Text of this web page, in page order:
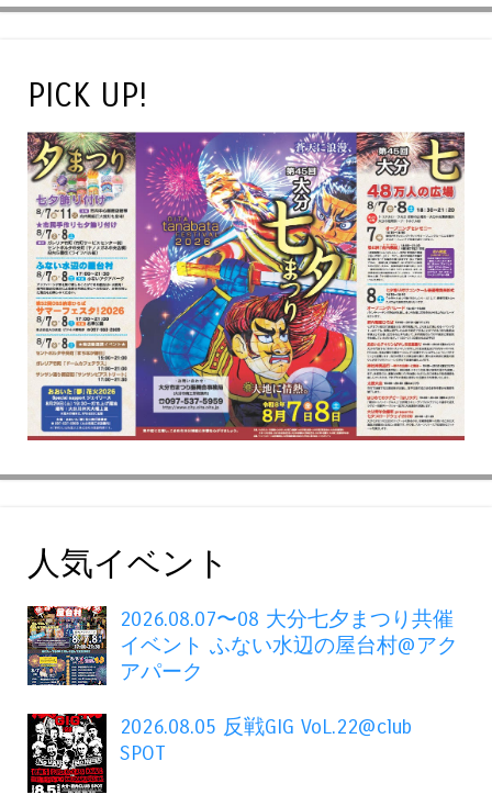
PICK UP!
人気イベント
2026.08.07〜08 大分七夕まつり共催
イベント ふない水辺の屋台村@アク
アパーク
2026.08.05 反戦GIG VoL.22@club
SPOT